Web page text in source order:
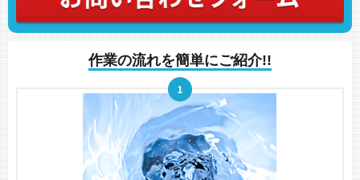
作業の流れを簡単にご紹介!!